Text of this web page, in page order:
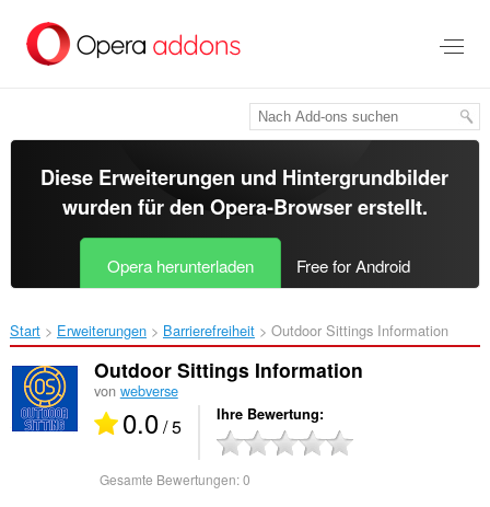
Hauptinhalt
springen
Diese Erweiterungen und Hintergrundbilder
wurden für den Opera-Browsererstellt.
Opera herunterladen Free for Android
Start Erweiterungen Barrierefreiheit Outdoor Sittings Information‎
Outdoor Sittings Information
von webverse
0.0/ 5 Ihre Bewertung
Gesamte Bewertungen:0